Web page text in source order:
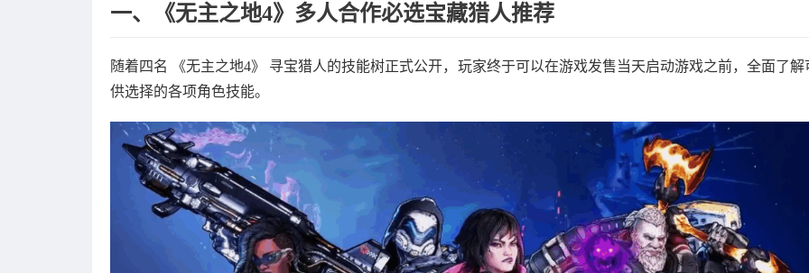
一、《无主之地4》多人合作必选宝藏猎人推荐
随着四名 《无主之地4》 寻宝猎人的技能树正式公开，玩家终于可以在游戏发售当天启动游戏之前，全面了解
供选择的各项角色技能。